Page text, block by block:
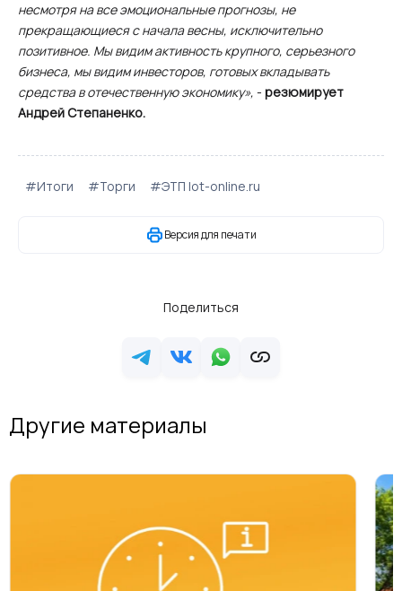
несмотря на все эмоциональные прогнозы, не
прекращающиеся с начала весны, исключительно
позитивное. Мы видим активность крупного, серьезного
бизнеса, мы видим инвесторов, готовых вкладывать
средства в отечественную экономику», - резюмирует
Андрей Степаненко.
#Итоги #Торги #ЭТП lot-online.ru
Версия для печати
Поделиться
Другие материалы